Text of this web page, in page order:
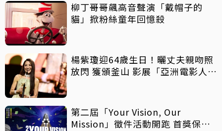
柳丁哥哥飆高音聲演「戴帽子的
貓」掀粉絲童年回憶殺
楊紫瓊迎64歲生日！曬丈夫親吻照
放閃 獲頒釜山 影展「亞洲電影人
第二屆「Your Vision, Our
Mission」徵件活動開跑 首獎保證